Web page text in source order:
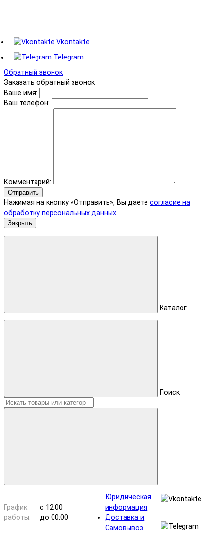
Vkontakte
Telegram
Обратный звонок
Заказать обратный звонок
Ваше имя:
Ваш телефон:
Комментарий:
Отправить
Нажимая на кнопку «Отправить», Вы даете согласие на
обработку персональных данных.
Закрыть
Каталог
Поиск
График
работы:
с 12:00
до 00:00
Юридическая
информация
Доставка и
Самовывоз